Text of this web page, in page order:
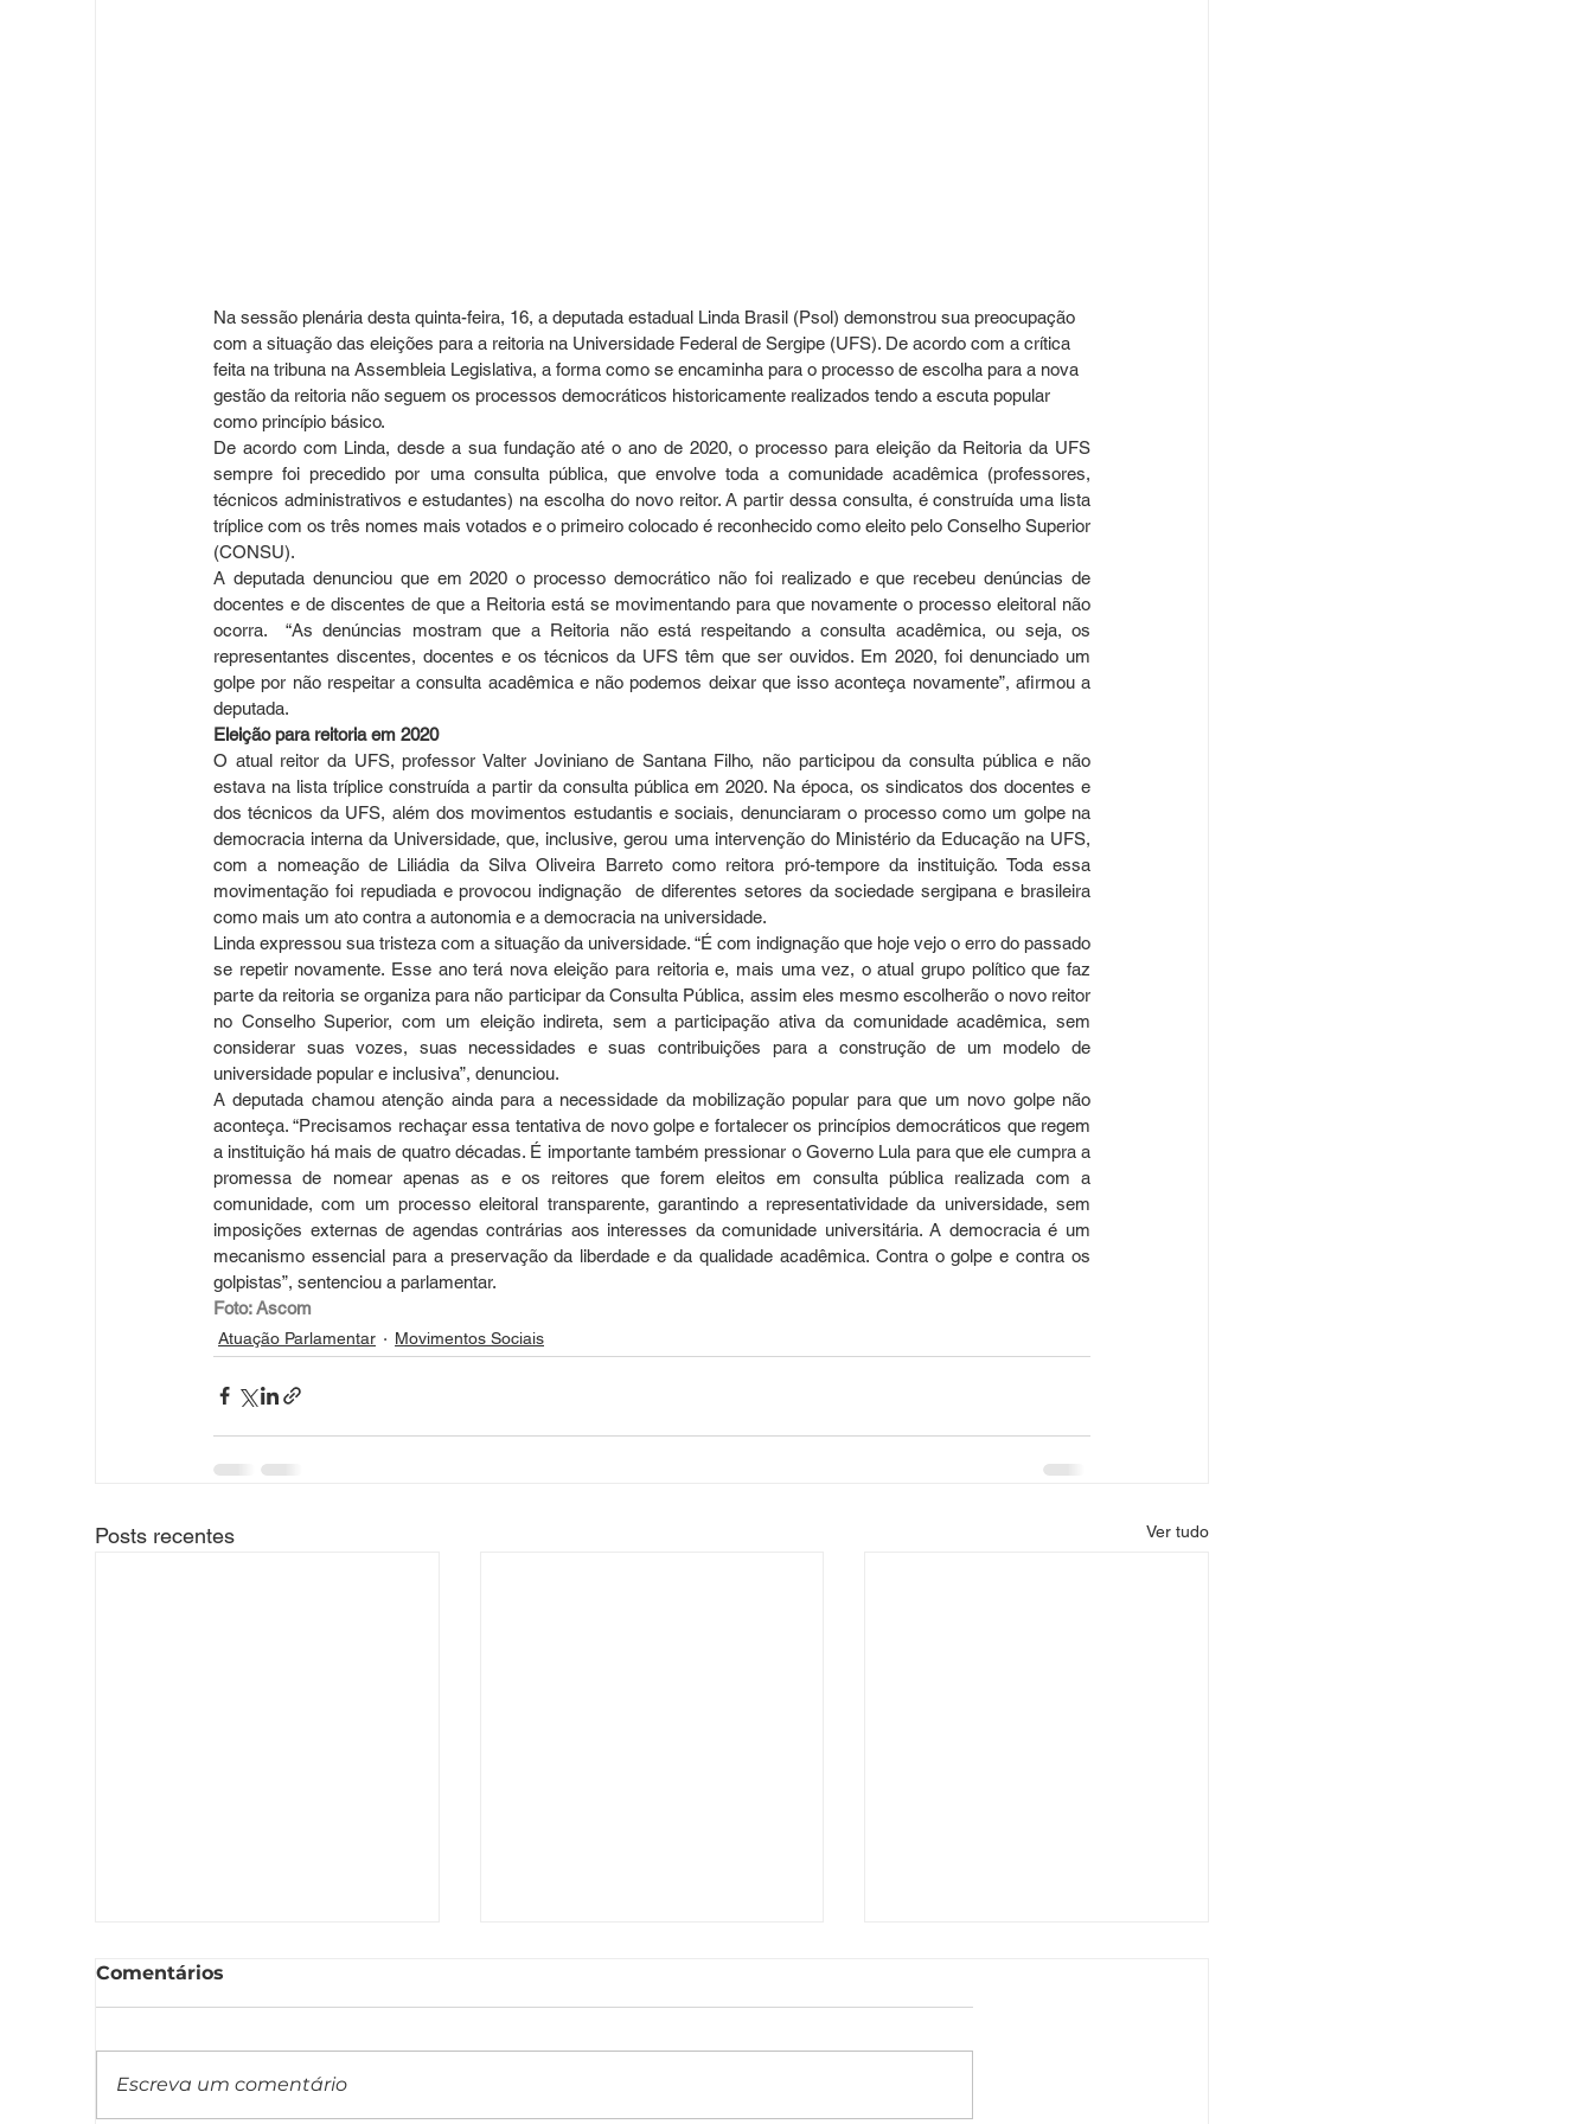
Na sessão plenária desta quinta-feira, 16, a deputada estadual Linda Brasil (Psol) demonstrou sua preocupação
com a situação das eleições para a reitoria na Universidade Federal de Sergipe (UFS). De acordo com a crítica
feita na tribuna na Assembleia Legislativa, a forma como se encaminha para o processo de escolha para a nova
gestão da reitoria não seguem os processos democráticos historicamente realizados tendo a escuta popular
como princípio básico.
De acordo com Linda, desde a sua fundação até o ano de 2020, o processo para eleição da Reitoria da UFS
sempre foi precedido por uma consulta pública, que envolve toda a comunidade acadêmica (professores,
técnicos administrativos e estudantes) na escolha do novo reitor. A partir dessa consulta, é construída uma lista
tríplice com os três nomes mais votados e o primeiro colocado é reconhecido como eleito pelo Conselho Superior
(CONSU).
A deputada denunciou que em 2020 o processo democrático não foi realizado e que recebeu denúncias de
docentes e de discentes de que a Reitoria está se movimentando para que novamente o processo eleitoral não
ocorra.  “As denúncias mostram que a Reitoria não está respeitando a consulta acadêmica, ou seja, os
representantes discentes, docentes e os técnicos da UFS têm que ser ouvidos. Em 2020, foi denunciado um
golpe por não respeitar a consulta acadêmica e não podemos deixar que isso aconteça novamente”, afirmou a
deputada.
Eleição para reitoria em 2020
O atual reitor da UFS, professor Valter Joviniano de Santana Filho, não participou da consulta pública e não
estava na lista tríplice construída a partir da consulta pública em 2020. Na época, os sindicatos dos docentes e
dos técnicos da UFS, além dos movimentos estudantis e sociais, denunciaram o processo como um golpe na
democracia interna da Universidade, que, inclusive, gerou uma intervenção do Ministério da Educação na UFS,
com a nomeação de Liliádia da Silva Oliveira Barreto como reitora pró-tempore da instituição. Toda essa
movimentação foi repudiada e provocou indignação  de diferentes setores da sociedade sergipana e brasileira
como mais um ato contra a autonomia e a democracia na universidade.
Linda expressou sua tristeza com a situação da universidade. “É com indignação que hoje vejo o erro do passado
se repetir novamente. Esse ano terá nova eleição para reitoria e, mais uma vez, o atual grupo político que faz
parte da reitoria se organiza para não participar da Consulta Pública, assim eles mesmo escolherão o novo reitor
no Conselho Superior, com um eleição indireta, sem a participação ativa da comunidade acadêmica, sem
considerar suas vozes, suas necessidades e suas contribuições para a construção de um modelo de
universidade popular e inclusiva”, denunciou.
A deputada chamou atenção ainda para a necessidade da mobilização popular para que um novo golpe não
aconteça. “Precisamos rechaçar essa tentativa de novo golpe e fortalecer os princípios democráticos que regem
a instituição há mais de quatro décadas. É importante também pressionar o Governo Lula para que ele cumpra a
promessa de nomear apenas as e os reitores que forem eleitos em consulta pública realizada com a
comunidade, com um processo eleitoral transparente, garantindo a representatividade da universidade, sem
imposições externas de agendas contrárias aos interesses da comunidade universitária. A democracia é um
mecanismo essencial para a preservação da liberdade e da qualidade acadêmica. Contra o golpe e contra os
golpistas”, sentenciou a parlamentar.
Foto: Ascom
Atuação Parlamentar Movimentos Sociais
Posts recentes Ver tudo
Comentários
Escreva um comentário